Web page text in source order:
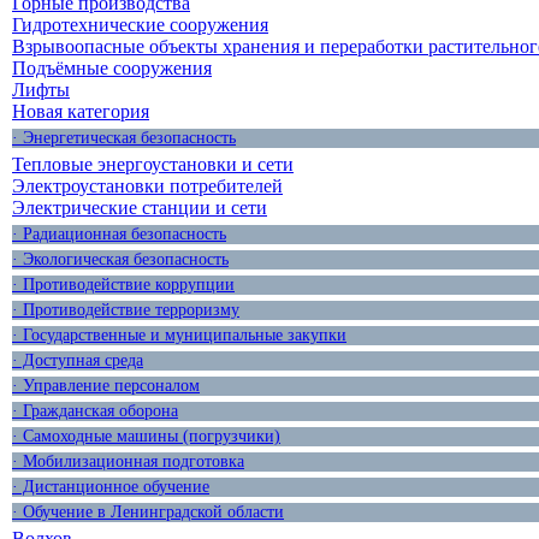
Гидротехнические сооружения
Взрывоопасные объекты хранения и переработки
Подъёмные сооружения
Лифты
Новая категория
· Энергетическая безопасность
Тепловые энергоустановки и сети
Электроустановки потребителей
Электрические станции и сети
· Радиационная безопасность
· Экологическая безопасность
· Противодействие коррупции
· Противодействие терроризму
· Государственные и муниципальные закупки
· Доступная среда
· Управление персоналом
· Гражданская оборона
· Самоходные машины (погрузчики)
· Мобилизационная подготовка
· Дистанционное обучение
· Обучение в Ленинградской области